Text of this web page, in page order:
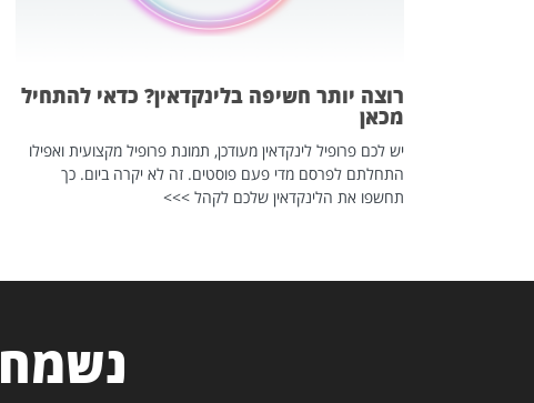
רוצה יותר חשיפה בלינקדאין? כדאי להתחיל
מכאן
יש לכם פרופיל לינקדאין מעודכן, תמונת פרופיל מקצועית ואפילו
התחלתם לפרסם מדי פעם פוסטים. זה לא יקרה ביום. כך
תחשפו את הלינקדאין שלכם לקהל >>>